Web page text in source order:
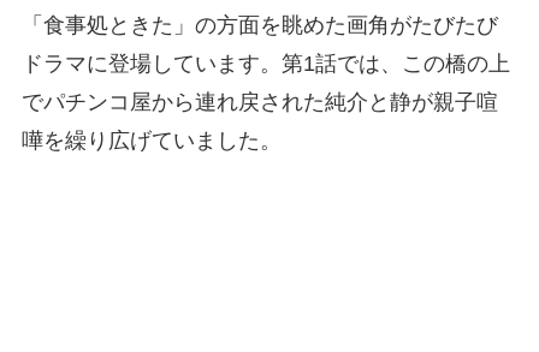
「食事処ときた」の方面を眺めた画角がたびたび
ドラマに登場しています。第1話では、この橋の上
でパチンコ屋から連れ戻された純介と静が親子喧
嘩を繰り広げていました。